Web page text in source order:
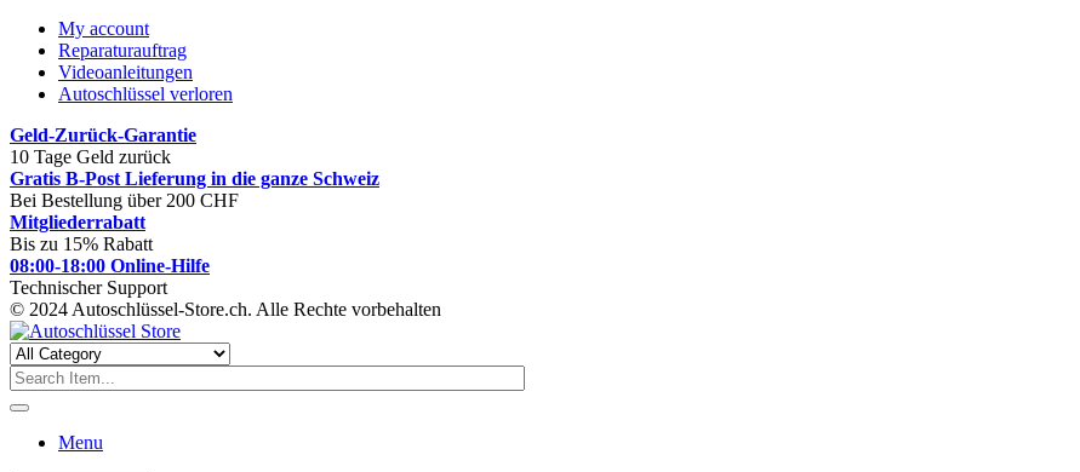
My account
Reparaturauftrag
Videoanleitungen
Autoschlüssel verloren
Geld-Zurück-Garantie
10 Tage Geld zurück
Gratis B-Post Lieferung in die ganze Schweiz
Bei Bestellung über 200 CHF
Mitgliederrabatt
Bis zu 15% Rabatt
08:00-18:00 Online-Hilfe
Technischer Support
© 2024 Autoschlüssel-Store.ch. Alle Rechte vorbehalten
Menu